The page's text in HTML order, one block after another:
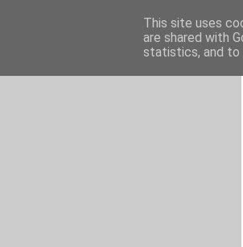
This site uses
are shared with
statistics, and to